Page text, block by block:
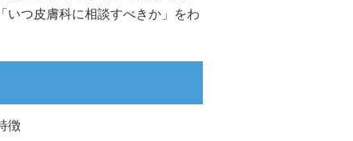
いつ皮膚科に相談すべきか」をわ
徴